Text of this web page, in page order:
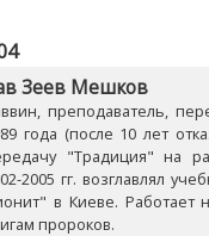
Зеев Мешков
преподаватель,
года (после 10 лет
"Традиция" на
2005 гг. возглавлял
в Киеве. Работает
пророков.